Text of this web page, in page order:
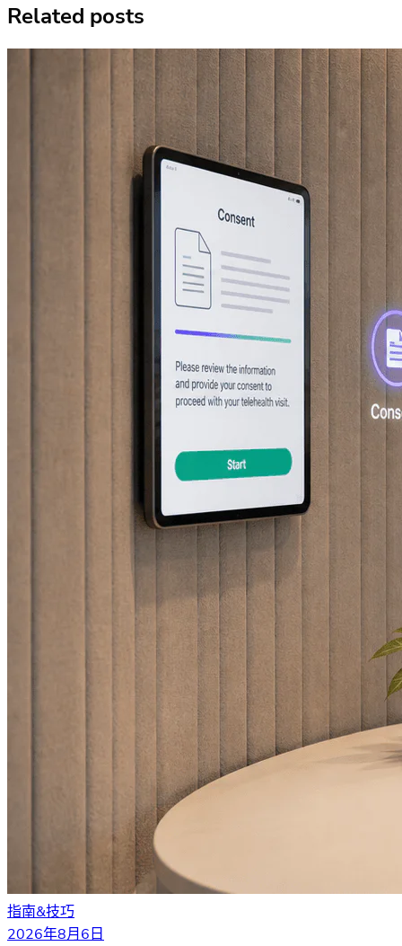
Related posts
指南&技巧
2026年8月6日